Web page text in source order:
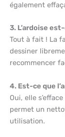
également
3. L’ardoise
Tout à fait ! La
dessiner
recommencer
4. Est-ce que
Oui, elle
permet un
utilisation.